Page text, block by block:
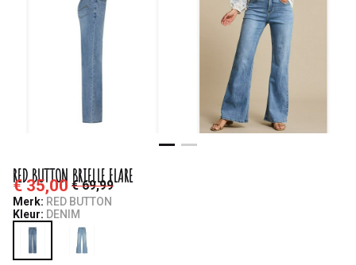
RED BUTTON BRIELLE FLARE
€ 35,00 € 69,99
Merk: RED BUTTON
Kleur: DENIM